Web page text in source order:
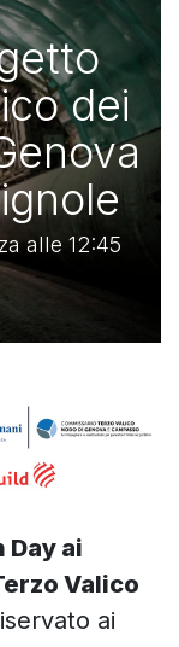
dei
alle 12:45
Day ai
Valico
ai